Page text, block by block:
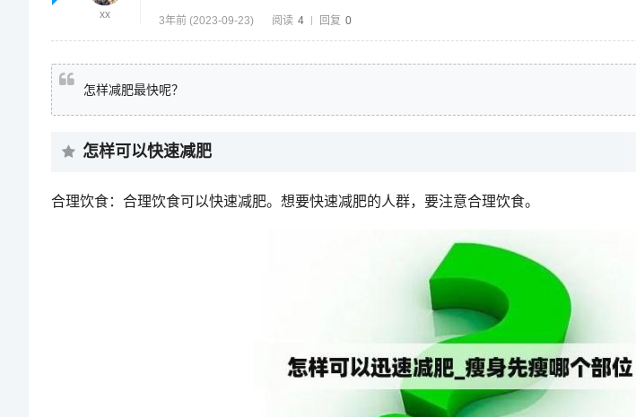
3年前 (2023-09-23) 阅读 4 回复 0
xx
怎样减肥最快呢？
怎样可以快速减肥
合理饮食：合理饮食可以快速减肥。想要快速减肥的人群，要注意合理饮食。